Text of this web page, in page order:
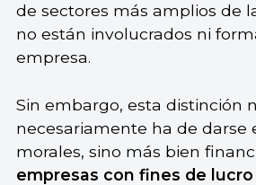
de sectores más amplios de
no están involucrados ni
empresa.
Sin embargo, esta distinción
necesariamente ha de darse
morales, sino más bien
empresas con fines de